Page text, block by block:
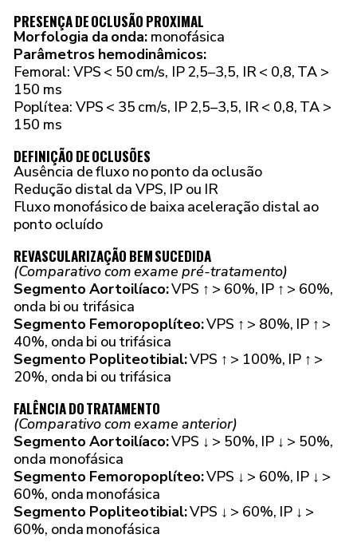
PRESENÇA DE OCLUSÃO PROXIMAL
Morfologia da onda:monofásica
Parâmetros hemodinâmicos:
Femoral: VPS < 50 cm/s, IP 2,5–3,5, IR < 0,8, TA >
150 ms
Poplítea: VPS < 35 cm/s, IP 2,5–3,5, IR < 0,8, TA >
150 ms
DEFINIÇÃO DE OCLUSÕES
Ausência de fluxo no ponto da oclusão
Redução distal da VPS, IP ou IR
Fluxo monofásico de baixa aceleração distal ao
ponto ocluído
REVASCULARIZAÇÃO BEM SUCEDIDA
(Comparativo com exame pré-tratamento)
Segmento Aortoilíaco:VPS ↑ > 60%, IP ↑ > 60%,
onda bi ou trifásica
Segmento Femoropoplíteo:VPS ↑ > 80%, IP ↑ >
40%, onda bi ou trifásica
Segmento Popliteotibial:VPS ↑ > 100%, IP ↑ >
20%, onda bi ou trifásica
FALÊNCIA DO TRATAMENTO
(Comparativo com exame anterior)
Segmento Aortoilíaco:VPS ↓ > 50%, IP ↓ > 50%,
onda monofásica
Segmento Femoropoplíteo:VPS ↓ > 60%, IP ↓ >
60%, onda monofásica
Segmento Popliteotibial:VPS ↓ > 60%, IP ↓ >
60%, onda monofásica